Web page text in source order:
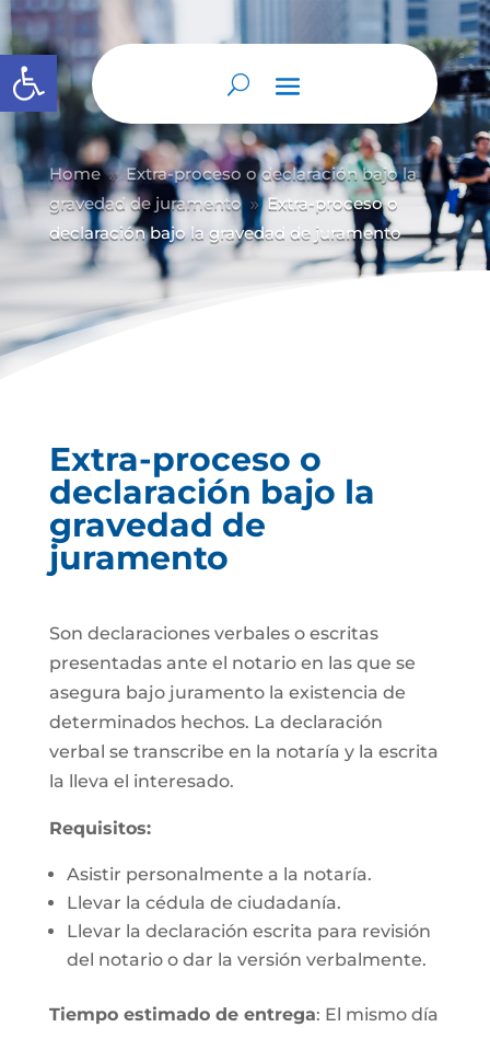
Abrir barra de herramientas
Home 9 Extra-proceso o declaración bajo la
gravedad de juramento 9 Extra-proceso o
declaración bajo la gravedad de juramento
Extra-proceso o
declaración bajo la
gravedad de
juramento
Son declaraciones verbales o escritas
presentadas ante el notario en las que se
asegura bajo juramento la existencia de
determinados hechos. La declaración
verbal se transcribe en la notaría y la escrita
la lleva el interesado.
Requisitos:
Asistir personalmente a la notaría.
Llevar la cédula de ciudadanía.
Llevar la declaración escrita para revisión
del notario o dar la versión verbalmente.
Tiempo estimado de entrega: El mismo día